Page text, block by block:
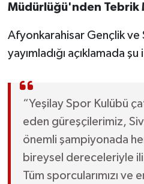
Müdürlüğü'nden Tebrik
Afyonkarahisar Gençlik ve
yayımladığı açıklamada
“Yeşilay Spor Kulübü
eden güreşçilerimiz,
önemli şampiyonada
bireysel dereceleriyle
Tüm sporcularımızı ve